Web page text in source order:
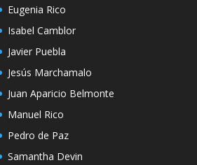
Eugenia Rico
Isabel Camblor
Javier Puebla
Jesús Marchamalo
Juan Aparicio Belmonte
Manuel Rico
Pedro de Paz
Samantha Devin